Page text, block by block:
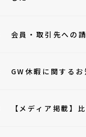
会員・取引先への
GW休暇に関するお
【メディア掲載】